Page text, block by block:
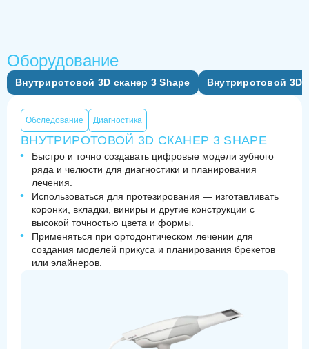
Оборудование
Обследование Диагностика
ВНУТРИРОТОВОЙ 3D СКАНЕР 3 SHAPE
Быстро и точно создавать цифровые модели зубного
ряда и челюсти для диагностики и планирования
лечения.
Использоваться для протезирования — изготавливать
коронки, вкладки, виниры и другие конструкции с
высокой точностью цвета и формы.
Применяться при ортодонтическом лечении для
создания моделей прикуса и планирования брекетов
или элайнеров.
Внутриротовой 3D сканер 3 Shape Внутриротовой 3D